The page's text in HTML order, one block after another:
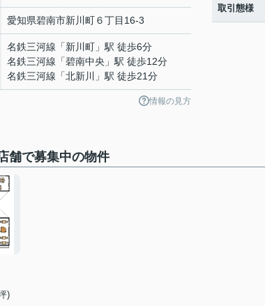
愛知県碧南市新川町６丁目16-3
名鉄三河線 「新川町 」駅 徒歩6分
名鉄三河線 「碧南中央 」駅 徒歩12分
名鉄三河線 「北新川 」駅 徒歩21分
情報の見方
取引態様
舗で募集中の物件
)